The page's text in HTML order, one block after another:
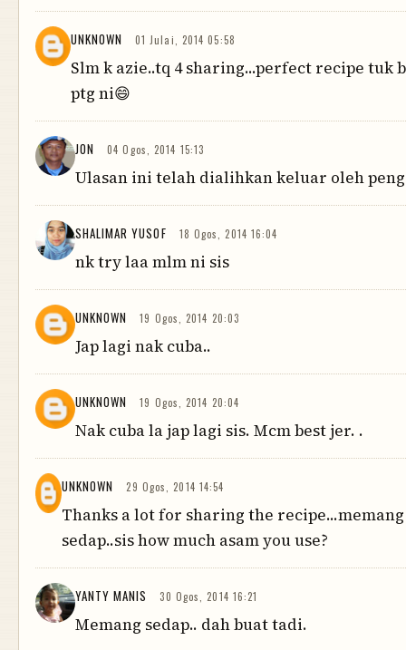
UNKNOWN 01 Julai, 2014 05:58
Slm k azie..tq 4 sharing...perfect recipe tuk
ptg ni😄
JON 04 Ogos, 2014 15:13
Ulasan ini telah dialihkan keluar oleh
SHALIMAR YUSOF 18 Ogos, 2014 16:04
nk try laa mlm ni sis
UNKNOWN 19 Ogos, 2014 20:03
Jap lagi nak cuba..
UNKNOWN 19 Ogos, 2014 20:04
Nak cuba la jap lagi sis. Mcm best jer. .
UNKNOWN 29 Ogos, 2014 14:54
Thanks a lot for sharing the recipe...memang
sedap..sis how much asam you use?
YANTY MANIS 30 Ogos, 2014 16:21
Memang sedap.. dah buat tadi.